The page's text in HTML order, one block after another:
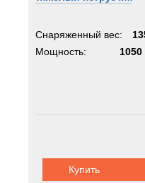
Снаряженный вес:
Мощность:
1050
Купить